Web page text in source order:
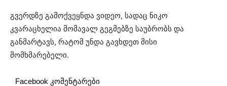
გვერდზე გამოქვეყნდა ვიდეო, სადაც ნიკო
კვარაცხელია მომავალ გეგმებზე საუბრობს და
განმარტავს, რატომ უნდა გავხდეთ მისი
მომხმარებელი.
Facebook კომენტარები